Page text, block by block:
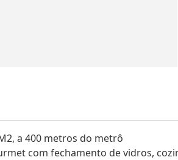
a 400 metros do metrô
com fechamento de vidros,